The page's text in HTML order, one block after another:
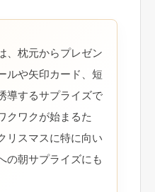
、枕元からプレゼン
ルや矢印カード、短
導するサプライズで
クワクが始まるた
リスマスに特に向い
の朝サプライズにも